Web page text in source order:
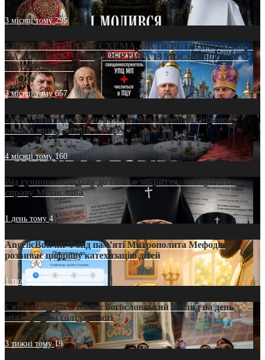
3 місяці тому295
СВЯТІ УХИЛЯНТИ: СХЕМА, ЯК ПЕРЕТВОРИТИ ПЦУ
НА «ОФШОР» ДЛЯ ДЕЗЕРТИРА ІЗ МОСКОВСЬКОГО
ПАТРІАРХАТУ
3 місяці тому657
«Кейс Тихона» у Тернополі: як Молитовний сніданок
оголив кризу довіри в ПЦУ
4 місяці тому160
Від гучного скандалу до тихого закриття: хто зупинив
справу Мстислава
1 день тому4
AngelicBot: як Фонд пам’яті Митрополита Мефодія
розвиває цифрову катехизацію дітей
1 тиждень тому12
Світові лідери в Києві: богословський погляд на день
міжнародної солідарності
3 тижні тому19